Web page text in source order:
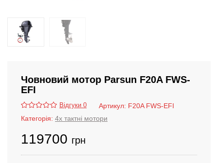
Човновий мотор Parsun F20A FWS-
EFI
Відгуки 0 Артикул: F20A FWS-EFI
Категорія: 4х тактні мотори
119700 грн